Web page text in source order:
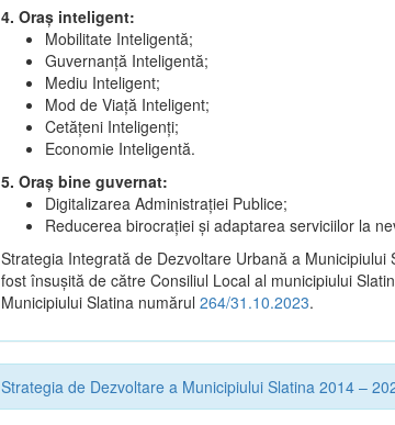
4. Oraș inteligent:
Mobilitate Inteligentă;
Guvernanță Inteligentă;
Mediu Inteligent;
Mod de Viață Inteligent;
Cetățeni Inteligenți;
Economie Inteligentă.
5. Oraș bine guvernat:
Digitalizarea Administrației Publice;
Reducerea birocrației și adaptarea serviciilor la
Strategia Integrată de Dezvoltare Urbană a
fost însuşită de către Consiliul Local al municipiului
Municipiului Slatina numărul 264/31.10.2023.
Strategia de Dezvoltare a Municipiului Slatina 2014 –